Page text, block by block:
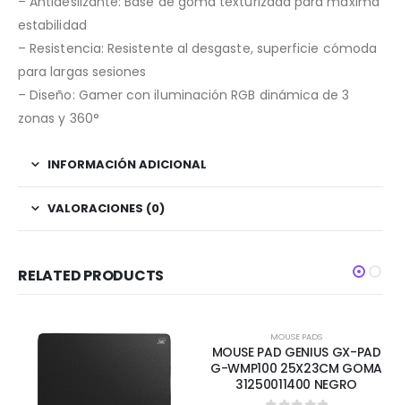
estabilidad
– Resistencia: Resistente al desgaste, superficie cómoda
para largas sesiones
– Diseño: Gamer con iluminación RGB dinámica de 3
zonas y 360°
INFORMACIÓN ADICIONAL
VALORACIONES (0)
RELATED PRODUCTS
MOUSE PADS
MOUSE PAD GENIUS GX-PAD
G-WMP100 25X23CM GOMA
31250011400 NEGRO